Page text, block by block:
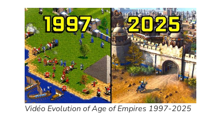
Vidéo Evolution of Age of Empires 1997-2025